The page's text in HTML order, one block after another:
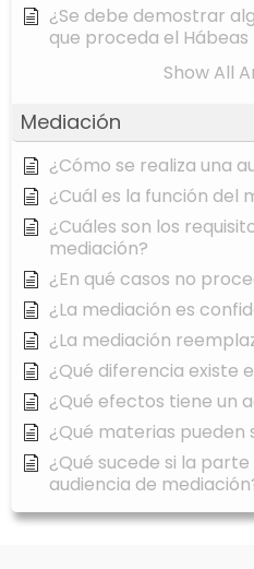
¿Se debe demostrar
que proceda el Hábeas
Show All
Mediación
¿Cómo se realiza una
¿Cuál es la función del
¿Cuáles son los
mediación?
¿En qué casos no
¿La mediación es
¿La mediación
¿Qué diferencia existe
¿Qué efectos tiene un
¿Qué materias
¿Qué sucede si la
audiencia de